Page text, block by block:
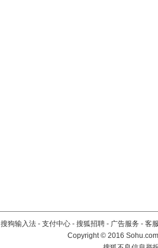
搜狗输入法 - 支付中心 - 搜狐招聘 - 广告服务 - 客
Copyright©2016